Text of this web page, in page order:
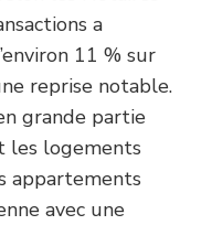
a
11 % sur
reprise notable.
grande partie
les logements
appartements
avec une